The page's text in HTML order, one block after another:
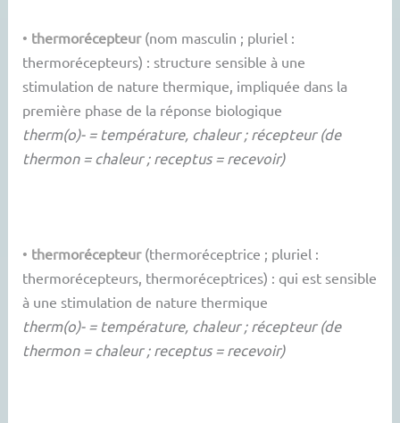
• thermorécepteur(nom masculin ; pluriel :
thermorécepteurs) : structure sensible à une
stimulation de nature thermique, impliquée dans la
première phase de la réponse biologique
therm(o)- = température, chaleur ; récepteur (de
thermon = chaleur ; receptus = recevoir)
• thermorécepteur(thermoréceptrice ; pluriel :
thermorécepteurs, thermoréceptrices) : qui est sensible
à une stimulation de nature thermique
therm(o)- = température, chaleur ; récepteur (de
thermon = chaleur ; receptus = recevoir)